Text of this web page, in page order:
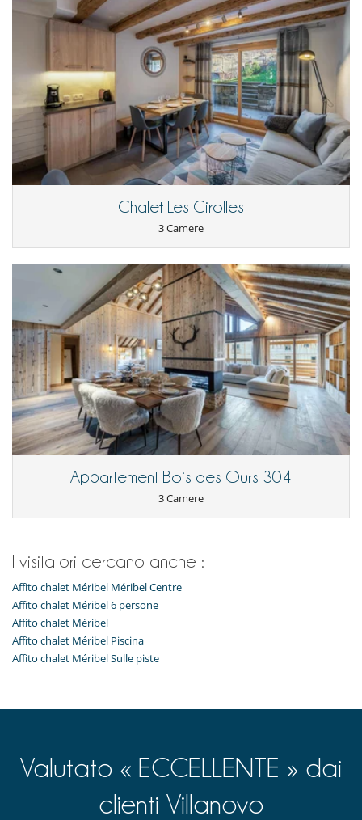
Chalet Les Girolles
3 Camere
Appartement Bois des Ours 304
3 Camere
I visitatori cercano anche :
Affito chalet Méribel Méribel Centre
Affito chalet Méribel 6 persone
Affito chalet Méribel
Affito chalet Méribel Piscina
Affito chalet Méribel Sulle piste
Valutato « ECCELLENTE » dai
clienti Villanovo